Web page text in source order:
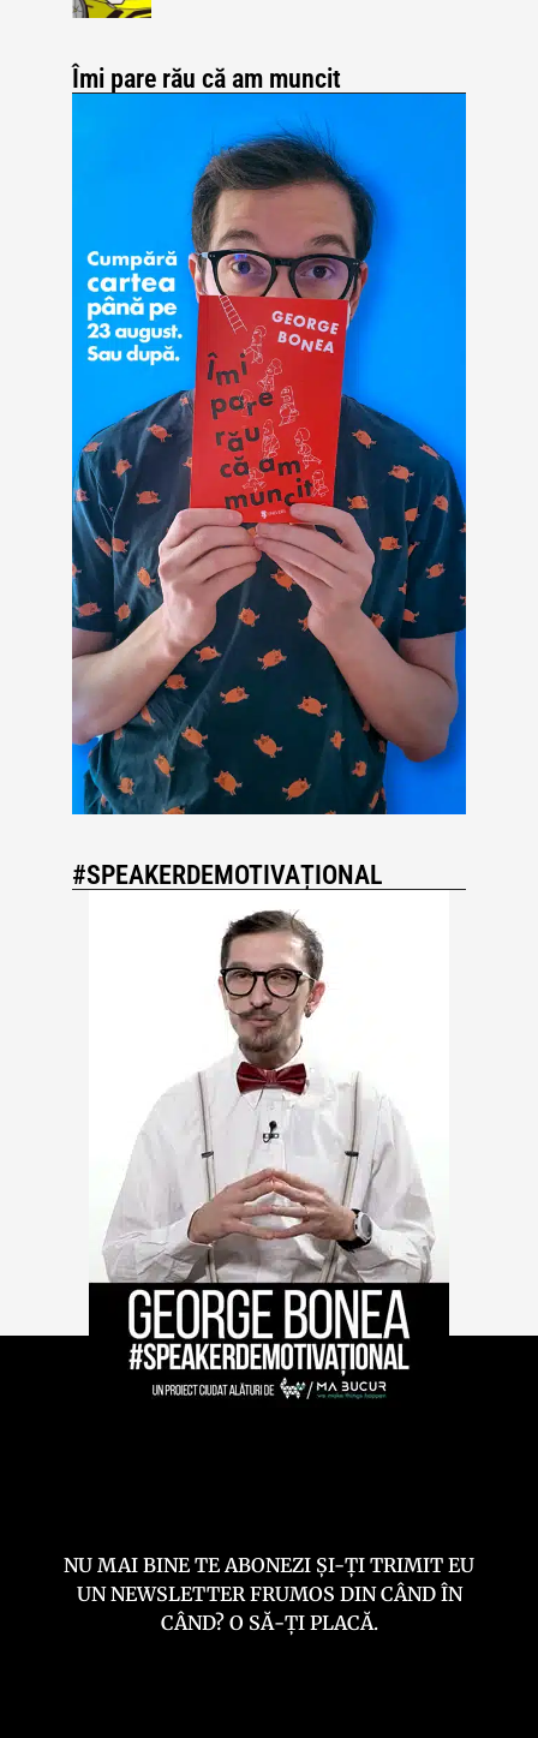
Îmi pare rău că am muncit
#SPEAKERDEMOTIVAȚIONAL
NU MAI BINE TE ABONEZI ȘI-ȚI TRIMIT EU
UN NEWSLETTER FRUMOS DIN CÂND ÎN
CÂND? O SĂ-ȚI PLACĂ.